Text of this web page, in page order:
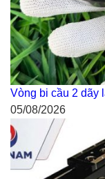
Vòng bi cầu 2 dãy
05/08/2026